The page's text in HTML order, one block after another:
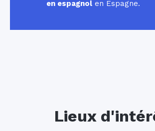
en espagnol en Espagne.
Lieux